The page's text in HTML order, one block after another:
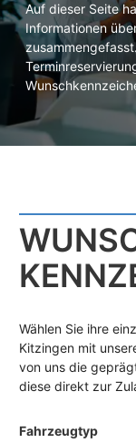
Auf dieser Seite
Informationen
Wählen Sie ihre
Kitzingen mit
von uns die
diese direkt zur
Fahrzeugtyp